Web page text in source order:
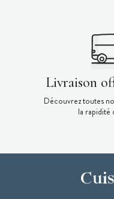
Livraison
Découvrez toutes
la rapidité